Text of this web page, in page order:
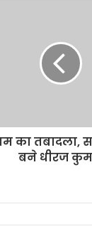
का तबादला,
बने धीरज